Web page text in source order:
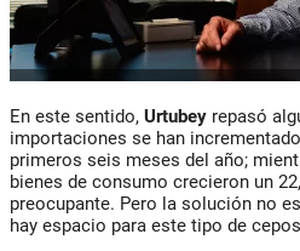
En este sentido, Urtubey repasó
importaciones se han
primeros seis meses del año;
bienes de consumo crecieron un
preocupante. Pero la solución no
hay espacio para este tipo de